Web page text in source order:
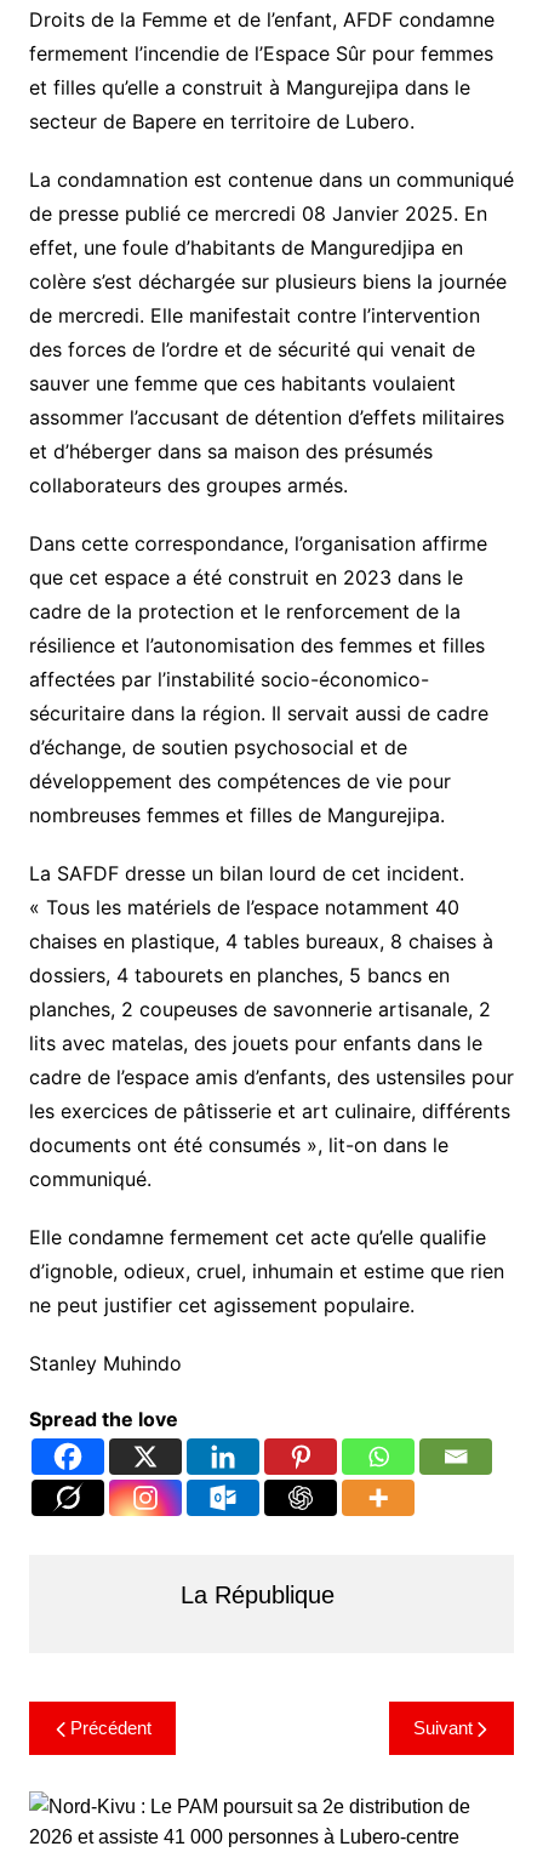
Droits de la Femme et de l’enfant, AFDF condamne
fermement l’incendie de l’Espace Sûr pour femmes
et filles qu’elle a construit à Mangurejipa dans le
secteur de Bapere en territoire de Lubero.
La condamnation est contenue dans un communiqué
de presse publié ce mercredi 08 Janvier 2025. En
effet, une foule d’habitants de Manguredjipa en
colère s’est déchargée sur plusieurs biens la journée
de mercredi. Elle manifestait contre l’intervention
des forces de l’ordre et de sécurité qui venait de
sauver une femme que ces habitants voulaient
assommer l’accusant de détention d’effets militaires
et d’héberger dans sa maison des présumés
collaborateurs des groupes armés.
Dans cette correspondance, l’organisation affirme
que cet espace a été construit en 2023 dans le
cadre de la protection et le renforcement de la
résilience et l’autonomisation des femmes et filles
affectées par l’instabilité socio-économico-
sécuritaire dans la région. Il servait aussi de cadre
d’échange, de soutien psychosocial et de
développement des compétences de vie pour
nombreuses femmes et filles de Mangurejipa.
La SAFDF dresse un bilan lourd de cet incident.
« Tous les matériels de l’espace notamment 40
chaises en plastique, 4 tables bureaux, 8 chaises à
dossiers, 4 tabourets en planches, 5 bancs en
planches, 2 coupeuses de savonnerie artisanale, 2
lits avec matelas, des jouets pour enfants dans le
cadre de l’espace amis d’enfants, des ustensiles pour
les exercices de pâtisserie et art culinaire, différents
documents ont été consumés », lit-on dans le
communiqué.
Elle condamne fermement cet acte qu’elle qualifie
d’ignoble, odieux, cruel, inhumain et estime que rien
ne peut justifier cet agissement populaire.
Stanley Muhindo
Spread the love
La République
Précédent Suivant